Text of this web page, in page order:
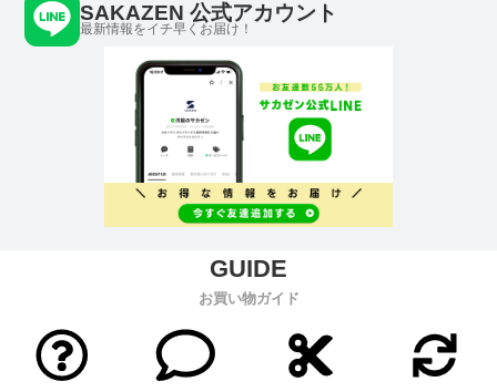
SAKAZEN 公式アカウント
最新情報をイチ早くお届け！
お買い物ガイド